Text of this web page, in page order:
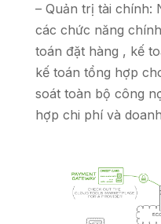
– Quản trị tài chính:
các chức năng
toán đặt hàng , kế
kế toán tổng hợp
soát toàn bộ công
hợp chi phí và